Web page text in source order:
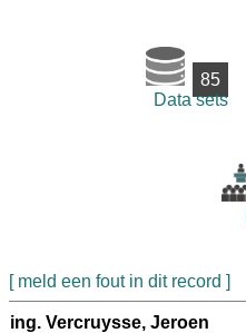
85
Data sets
[ meld een fout in dit record ]
ing. Vercruysse, Jeroen